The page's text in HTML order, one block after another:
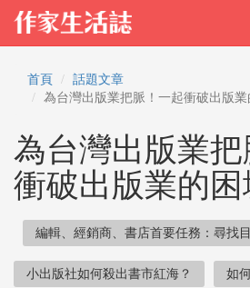
首頁
話題文章
為台灣出版業把脈！一起衝破出版業
為台灣出版業
衝破出版業的困
編輯、經銷商、書店首要任務：尋找
小出版社如何殺出書市紅海？ 如